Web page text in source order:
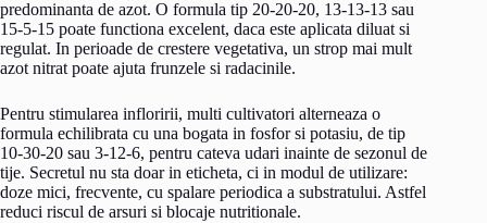
predominanta de azot. O formula tip 20-20-20, 13-13-13 sau
15-5-15 poate functiona excelent, daca este aplicata diluat si
regulat. In perioade de crestere vegetativa, un strop mai mult
azot nitrat poate ajuta frunzele si radacinile.
Pentru stimularea infloririi, multi cultivatori alterneaza o
formula echilibrata cu una bogata in fosfor si potasiu, de tip
10-30-20 sau 3-12-6, pentru cateva udari inainte de sezonul de
tije. Secretul nu sta doar in eticheta, ci in modul de utilizare:
doze mici, frecvente, cu spalare periodica a substratului. Astfel
reduci riscul de arsuri si blocaje nutritionale.